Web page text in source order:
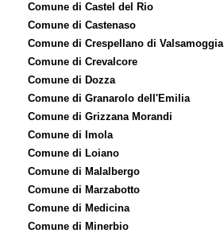
Comune di Castel del Rio
Comune di Castenaso
Comune di Crespellano di Valsamoggia
Comune di Crevalcore
Comune di Dozza
Comune di Granarolo dell'Emilia
Comune di Grizzana Morandi
Comune di Imola
Comune di Loiano
Comune di Malalbergo
Comune di Marzabotto
Comune di Medicina
Comune di Minerbio